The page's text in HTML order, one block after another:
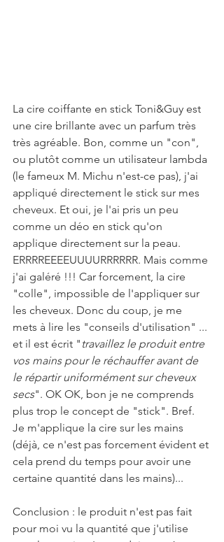
La cire coiffante en stick Toni&Guy est
une cire brillante avec un parfum très
très agréable. Bon, comme un "con",
ou plutôt comme un utilisateur lambda
(le fameux M. Michu n'est-ce pas), j'ai
appliqué directement le stick sur mes
cheveux. Et oui, je l'ai pris un peu
comme un déo en stick qu'on
applique directement sur la peau.
ERRRREEEEUUUURRRRRR. Mais comme
j'ai galéré !!! Car forcement, la cire
"colle", impossible de l'appliquer sur
les cheveux. Donc du coup, je me
mets à lire les "conseils d'utilisation" ...
et il est écrit " travaillez le produit entre
vos mains pour le réchauffer avant de
le répartir uniformément sur cheveux
secs". OK OK, bon je ne comprends
plus trop le concept de "stick". Bref.
Je m'applique la cire sur les mains
(déjà, ce n'est pas forcement évident et
cela prend du temps pour avoir une
certaine quantité dans les mains)...
Conclusion : le produit n'est pas fait
pour moi vu la quantité que j'utilise